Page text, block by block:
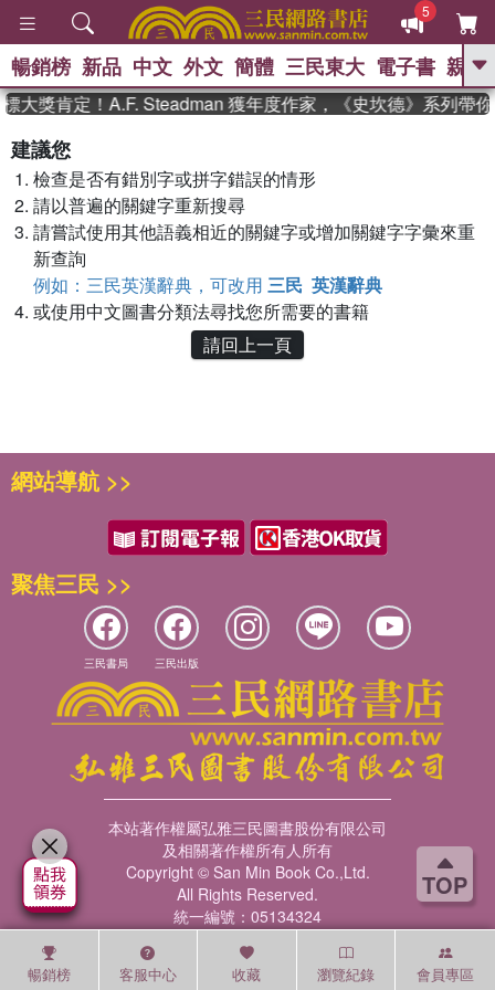
TOP
5
GO
史是一群喵 、
獎 臺灣漫遊錄
登輝時代 、 數學女孩：黎曼猜想 、
暢銷榜 新品 中文 外文 簡體 三民東大 電子書 親子
大獎肯定！A.F. Steadman 獲年度作家，《史坎德》系列帶
建議您
檢查是否有錯別字或拼字錯誤的情形
請以普遍的關鍵字重新搜尋
請嘗試使用其他語義相近的關鍵字或增加關鍵字字彙來重
新查詢
例如：三民英漢辭典，可改用 三民 英漢辭典
或使用中文圖書分類法尋找您所需要的書籍
請回上一頁
暢銷榜 客服中心 收藏 瀏覽紀錄 會員專區
網站導航 >>
聚焦三民 >>
三民書局 三民出版
本站著作權屬弘雅三民圖書股份有限公司
及相關著作權所有人所有
Copyright © San Min Book Co.,Ltd.
All Rights Reserved.
統一編號：05134324